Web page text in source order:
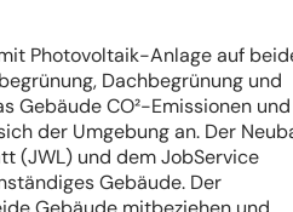
Photovoltaik-Anlage auf
Dachbegrünung und
Gebäude CO²-Emissionen und
der Umgebung an. Der
(JWL) und dem JobService
Gebäude. Der